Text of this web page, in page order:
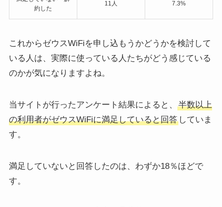
約した
11人 7.3%
これからゼウスWiFiを申し込もうかどうかを検討して
いる人は、実際に使っている人たちがどう感じている
のかが気になりますよね。
当サイトが行ったアンケート結果によると、
半数以上
の利用者がゼウスWiFiに満足していると回答していま
す。
満足していないと回答したのは、わずか18％ほどで
す。